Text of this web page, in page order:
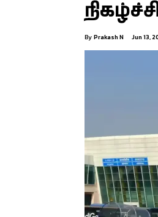
By Prakash N Jun 13,